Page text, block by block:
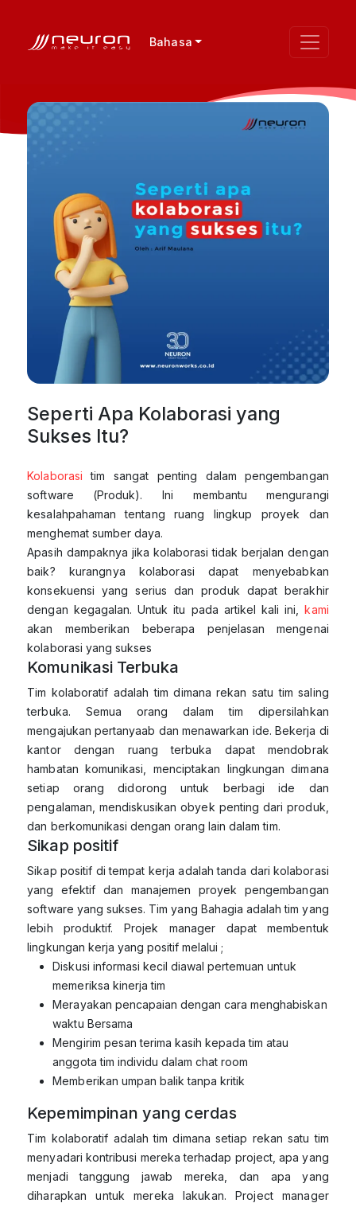
Bahasa
Seperti Apa Kolaborasi yang
Sukses Itu?
Kolaborasi tim sangat penting dalam pengembangan
software (Produk). Ini membantu mengurangi
kesalahpahaman tentang ruang lingkup proyek dan
menghemat sumber daya.
Apasih dampaknya jika kolaborasi tidak berjalan dengan
baik? kurangnya kolaborasi dapat menyebabkan
konsekuensi yang serius dan produk dapat berakhir
dengan kegagalan. Untuk itu pada artikel kali ini,kami
akan memberikan beberapa penjelasan mengenai
kolaborasi yang sukses
Komunikasi Terbuka
Tim kolaboratif adalah tim dimana rekan satu tim saling
terbuka. Semua orang dalam tim dipersilahkan
mengajukan pertanyaab dan menawarkan ide. Bekerja di
kantor dengan ruang terbuka dapat mendobrak
hambatan komunikasi, menciptakan lingkungan dimana
setiap orang didorong untuk berbagi ide dan
pengalaman, mendiskusikan obyek penting dari produk,
dan berkomunikasi dengan orang lain dalam tim.
Sikap positif
Sikap positif di tempat kerja adalah tanda dari kolaborasi
yang efektif dan manajemen proyek pengembangan
software yang sukses. Tim yang Bahagia adalah tim yang
lebih produktif. Projek manager dapat membentuk
lingkungan kerja yang positif melalui ;
Diskusi informasi kecil diawal pertemuan untuk
memeriksa kinerja tim
Merayakan pencapaian dengan cara menghabiskan
waktu Bersama
Mengirim pesan terima kasih kepada tim atau
anggota tim individu dalam chat room
Memberikan umpan balik tanpa kritik
Kepemimpinan yang cerdas
Tim kolaboratif adalah tim dimana setiap rekan satu tim
menyadari kontribusi mereka terhadap project, apa yang
menjadi tanggung jawab mereka, dan apa yang
diharapkan untuk mereka lakukan. Project manager